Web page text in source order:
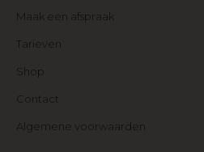
Maak een afspraak
Tarieven
Shop
Contact
Algemene voorwaarden